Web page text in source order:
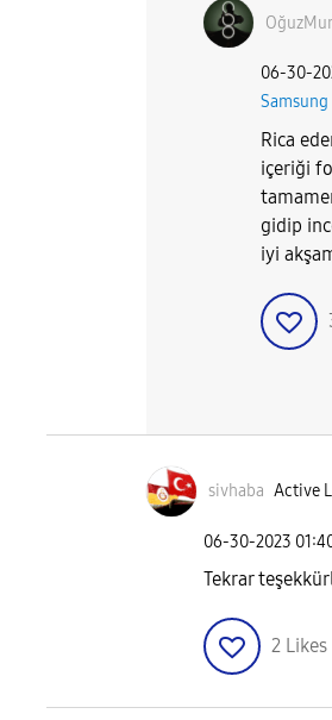
‎06-30-
Rica
içeriği
gidip
iyi
sivhaba Active
‎06-30-2023
Tekrar
2 Likes